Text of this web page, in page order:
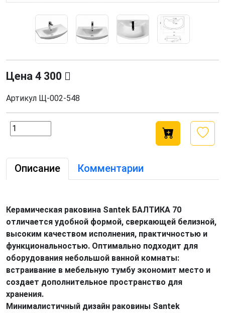
Цена 4 300
Артикул Щ-002-548
Описание Комментарии
Керамическая раковина Santek БАЛТИКА 70
отличается удобной формой, сверкающей белизной,
высоким качеством исполнения, практичностью и
функциональностью. Оптимально подходит для
оборудования небольшой ванной комнаты:
встраивание в мебельную тумбу экономит место и
создает дополнительное пространство для
хранения.
Минималистичный дизайн раковины Santek